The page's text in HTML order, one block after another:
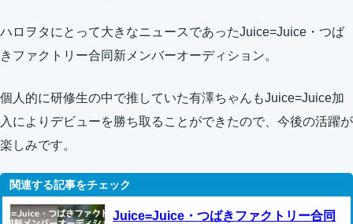
ハロヲタにとって大きなニュースであったJuice=Juice・つば
きファクトリー合同新メンバーオーディション。
個人的に研修生の中で推していた有澤ちゃんもJuice=Juice加
入によりデビューを勝ち取ることができたので、今後の活躍が
楽しみです。
Juice=Juice・つばきファクトリー合同